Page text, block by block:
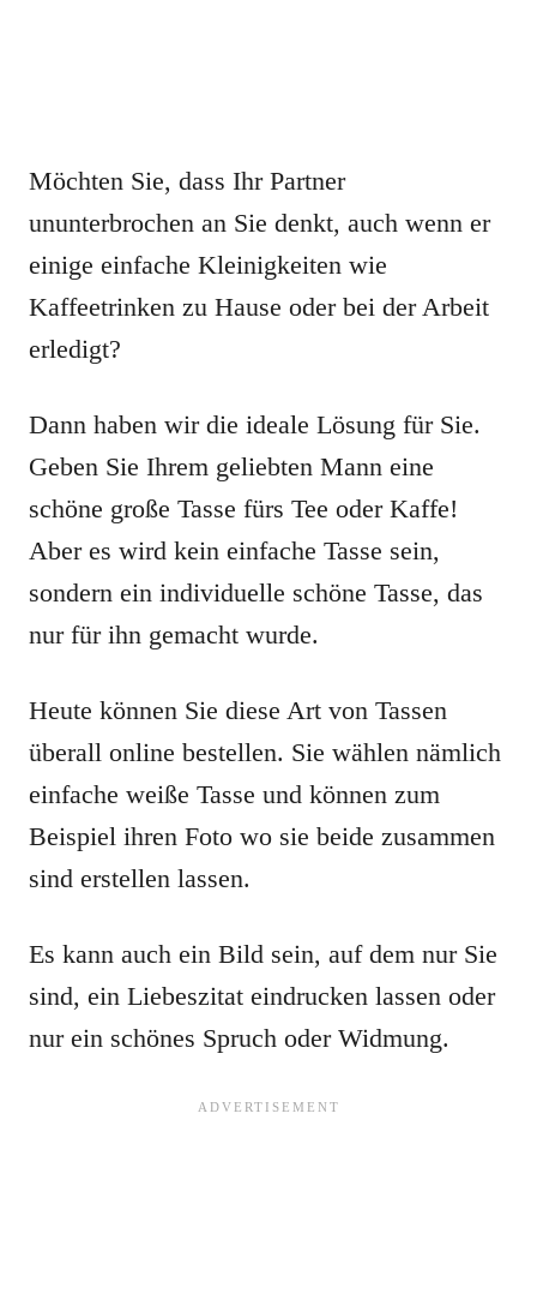
Möchten Sie, dass Ihr Partner
ununterbrochen an Sie denkt, auch wenn er
einige einfache Kleinigkeiten wie
Kaffeetrinken zu Hause oder bei der Arbeit
erledigt?
Dann haben wir die ideale Lösung für Sie.
Geben Sie Ihrem geliebten Mann eine
schöne große Tasse fürs Tee oder Kaffe!
Aber es wird kein einfache Tasse sein,
sondern ein individuelle schöne Tasse, das
nur für ihn gemacht wurde.
Heute können Sie diese Art von Tassen
überall online bestellen. Sie wählen nämlich
einfache weiße Tasse und können zum
Beispiel ihren Foto wo sie beide zusammen
sind erstellen lassen.
Es kann auch ein Bild sein, auf dem nur Sie
sind, ein Liebeszitat eindrucken lassen oder
nur ein schönes Spruch oder Widmung.